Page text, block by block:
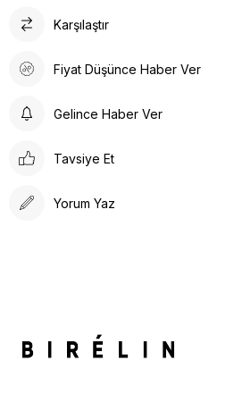
Karşılaştır
Fiyat Düşünce Haber Ver
Gelince Haber Ver
Tavsiye Et
Yorum Yaz